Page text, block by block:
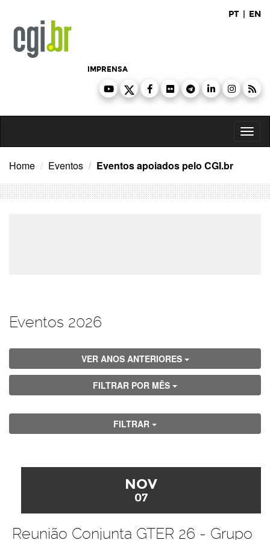
conteúdo
PT | EN
IMPRENSA
Home Eventos Eventos apoiados pelo CGI.br
Eventos 2026
VER ANOS ANTERIORES
FILTRAR POR MÊS
FILTRAR
NOV
07
Reunião Conjunta GTER 26 - Grupo